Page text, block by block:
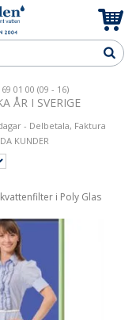
01 00 (09 - 16)
ÅR I SVERIGE
- Delbetala, Faktura
KUNDER
i Poly Glas